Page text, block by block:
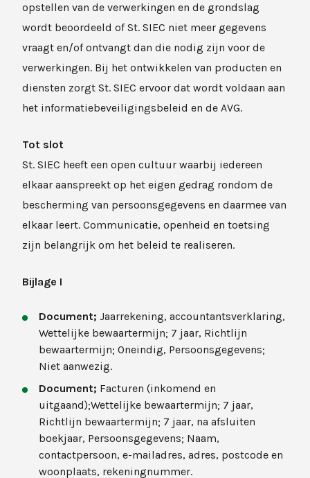
opstellen van de verwerkingen en de grondslag
wordt beoordeeld of St. SIEC niet meer gegevens
vraagt en/of ontvangt dan die nodig zijn voor de
verwerkingen. Bij het ontwikkelen van producten en
diensten zorgt St. SIEC ervoor dat wordt voldaan aan
het informatiebeveiligingsbeleid en de AVG.
Tot slot
St. SIEC heeft een open cultuur waarbij iedereen
elkaar aanspreekt op het eigen gedrag rondom de
bescherming van persoonsgegevens en daarmee van
elkaar leert. Communicatie, openheid en toetsing
zijn belangrijk om het beleid te realiseren.
Bijlage I
Document; Jaarrekening, accountantsverklaring,
Wettelijke bewaartermijn; 7 jaar, Richtlijn
bewaartermijn; Oneindig, Persoonsgegevens;
Niet aanwezig.
Document; Facturen (inkomend en
uitgaand);Wettelijke bewaartermijn; 7 jaar,
Richtlijn bewaartermijn; 7 jaar, na afsluiten
boekjaar, Persoonsgegevens; Naam,
contactpersoon, e-mailadres, adres, postcode en
woonplaats, rekeningnummer.